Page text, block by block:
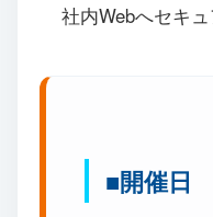
社内Webへセキ
■開催日